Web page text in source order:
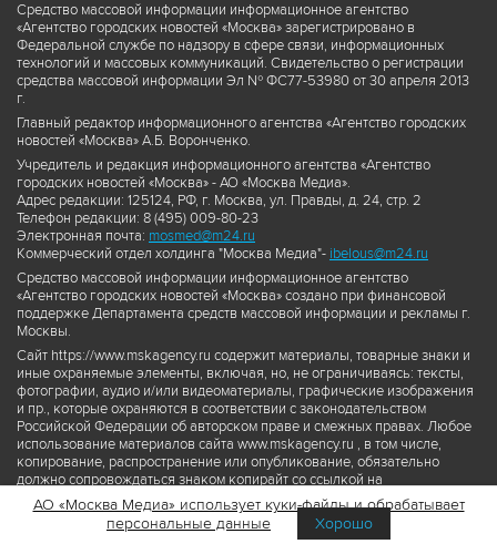
Средство массовой информации информационное агентство
«Агентство городских новостей «Москва» зарегистрировано в
Федеральной службе по надзору в сфере связи, информационных
технологий и массовых коммуникаций. Свидетельство о регистрации
средства массовой информации Эл № ФС77-53980 от 30 апреля 2013
г.
Главный редактор информационного агентства «Агентство городских
новостей «Москва» А.Б. Воронченко.
Учредитель и редакция информационного агентства «Агентство
городских новостей «Москва» - АО «Москва Медиа».
Адрес редакции: 125124, РФ, г. Москва, ул. Правды, д. 24, стр. 2
Телефон редакции: 8 (495) 009-80-23
Электронная почта: mosmed@m24.ru
Коммерческий отдел холдинга "Москва Медиа"- ibelous@m24.ru
Средство массовой информации информационное агентство
«Агентство городских новостей «Москва» создано при финансовой
поддержке Департамента средств массовой информации и рекламы г.
Москвы.
Сайт https://www.mskagency.ru содержит материалы, товарные знаки и
иные охраняемые элементы, включая, но, не ограничиваясь: тексты,
фотографии, аудио и/или видеоматериалы, графические изображения
и пр., которые охраняются в соответствии с законодательством
Российской Федерации об авторском праве и смежных правах. Любое
использование материалов сайта www.mskagency.ru , в том числе,
копирование, распространение или опубликование, обязательно
должно сопровождаться знаком копирайт со ссылкой на
правообладателя © АО «Москва Медиа», а также гиперссылкой на сайт
www.mskagency.ru как на первоисточник информации. Переработка
материалов сайта www.mskagency.ru не допускается.
АО «Москва Медиа» использует куки-файлы и обрабатывает
персональные данные
Хорошо